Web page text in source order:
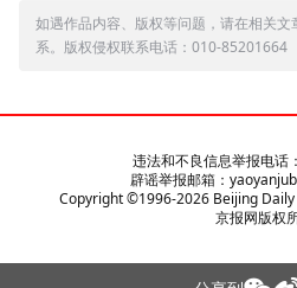
如遇作品内容、版权等问题，请在相关
系。版权侵权联系电话：010-85201664
违法和不良信息举报电话
辟谣举报邮箱：
Copyright ©1996-2026Beijing Daily
京报网版权